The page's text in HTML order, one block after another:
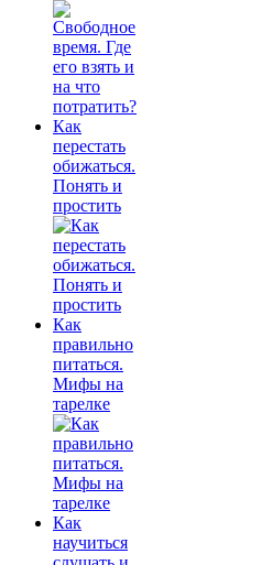
Как
перестать
обижаться.
Понять и
простить
Как
правильно
питаться.
Мифы на
тарелке
Как
научиться